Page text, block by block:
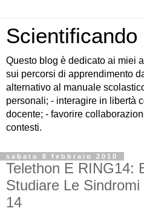
Scientificando
Questo blog è dedicato ai miei
sui percorsi di apprendimento
alternativo al manuale
personali; - interagire in libertà
docente; - favorire
contesti.
sabato 6 febbraio 2010
Telethon E RING14:
Studiare Le
14